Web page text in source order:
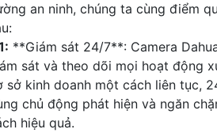
an ninh, chúng ta cùng điểm
**Giám sát 24/7**: Camera
sát và theo dõi mọi hoạt động
sở kinh doanh một cách liên tục,
chủ động phát hiện và ngăn
hiệu quả.